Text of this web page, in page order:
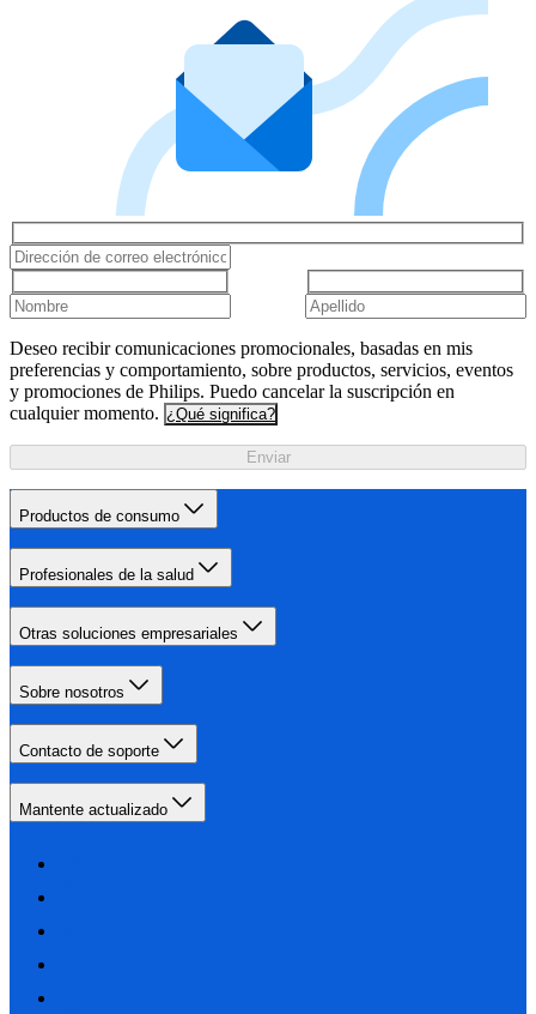
Deseo recibir comunicaciones promocionales, basadas en mis
preferencias y comportamiento, sobre productos, servicios, eventos
y promociones de Philips. Puedo cancelar la suscripción en
cualquier momento. ¿Qué significa?
Enviar
Productos de consumo
Profesionales de la salud
Otras soluciones empresariales
Sobre nosotros
Contacto de soporte
Mantente actualizado